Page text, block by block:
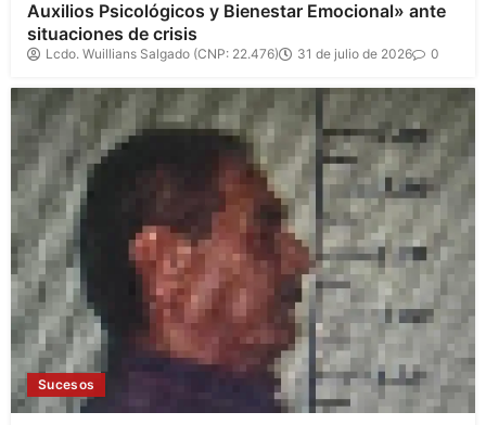
Auxilios Psicológicos y Bienestar Emocional» ante
situaciones de crisis
Lcdo. Wuillians Salgado (CNP: 22.476) 31 de julio de 2026 0
Sucesos